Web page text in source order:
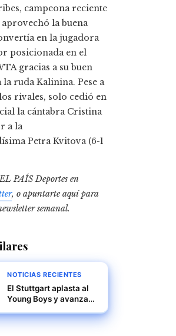
campeona reciente
la buena
en la jugadora
posicionada en el
gracias a su buen
ruda Kalinina. Pese a
rivales, solo cedió en
la cántabra Cristina
a la
Petra Kvitova (6-1
PAÍS Deportes en
, o apuntarte aquí para
semanal.
NOTICIAS RECIENTES
El Stuttgart aplasta al
Young Boys y avanza
League con una victoria